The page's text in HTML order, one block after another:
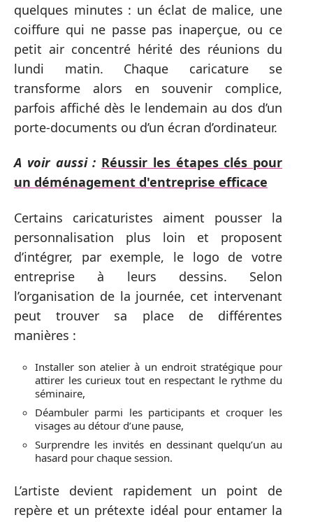
quelques minutes : un éclat de malice, une
coiffure qui ne passe pas inaperçue, ou ce
petit air concentré hérité des réunions du
lundi matin. Chaque caricature se
transforme alors en souvenir complice,
parfois affiché dès le lendemain au dos d’un
porte-documents ou d’un écran d’ordinateur.
A voir aussi : Réussir les étapes clés pour
un déménagement d'entreprise efficace
Certains caricaturistes aiment pousser la
personnalisation plus loin et proposent
d’intégrer, par exemple, le logo de votre
entreprise à leurs dessins. Selon
l’organisation de la journée, cet intervenant
peut trouver sa place de différentes
manières :
Installer son atelier à un endroit stratégique pour
attirer les curieux tout en respectant le rythme du
séminaire,
Déambuler parmi les participants et croquer les
visages au détour d’une pause,
Surprendre les invités en dessinant quelqu’un au
hasard pour chaque session.
L’artiste devient rapidement un point de
repère et un prétexte idéal pour entamer la